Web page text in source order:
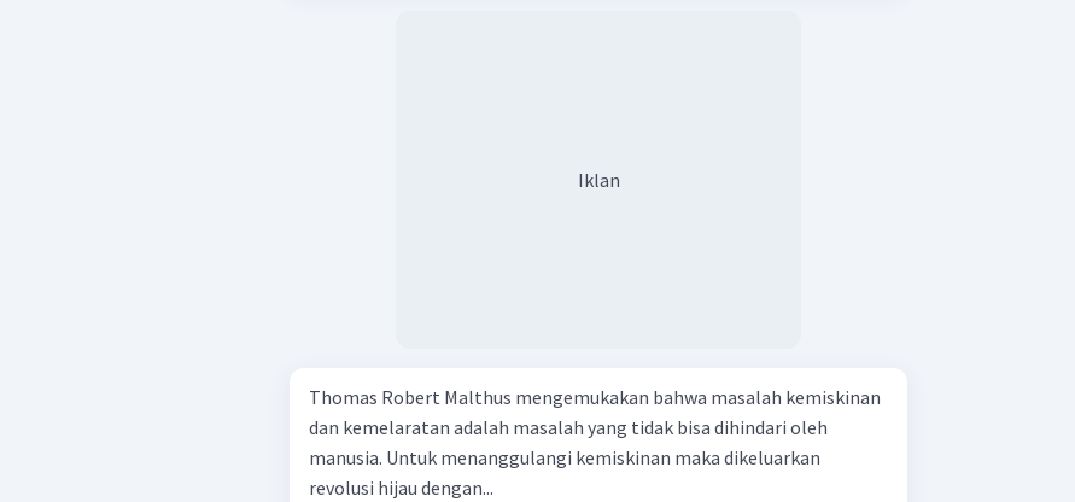
Iklan
Thomas Robert Malthus mengemukakan bahwa masalah kemiskinan
dan kemelaratan adalah masalah yang tidak bisa dihindari oleh
manusia. Untuk menanggulangi kemiskinan maka dikeluarkan
revolusi hijau dengan...